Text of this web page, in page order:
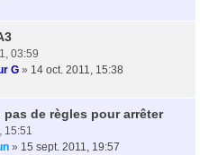
03:59
G » 14 oct. 2011, 15:38
de règles pour arrêter
15:51
» 15 sept. 2011, 19:57